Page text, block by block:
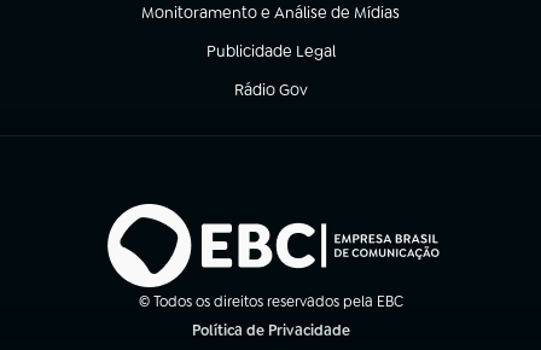
Monitoramento e Análise de Mídias
(abre em nova aba)
Publicidade Legal
(abre em nova aba)
Rádio Gov
(abre em nova aba)
© Todos os direitos reservados pela EBC
Política de Privacidade